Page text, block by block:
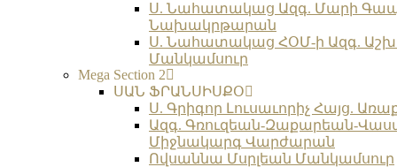
Ս. Նահատակաց Ազգ. Մարի
Նախակրթարան
Ս. Նահատակաց ՀՕՄ-ի Ազգ.
Մանկամսուր
Mega Section 2
ՍԱՆ ՖՐԱՆՍԻՍՔՕ
Ս. Գրիգոր Լուսաւորիչ Հայց.
Ազգ. Գռուզեան-Զաքարեան-
Միջնակարգ Վարժարան
Ովսաննա Մսրլեան Մանկամսուր